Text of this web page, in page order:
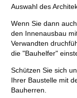
Auswahl des
Wenn Sie dann
den Innenausbau
Verwandten
die "Bauhelfer"
Schützen Sie sich
Ihrer Baustelle mit
Bauherren.